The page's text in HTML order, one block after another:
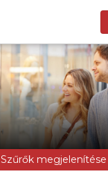
Szűrők megjelenítése